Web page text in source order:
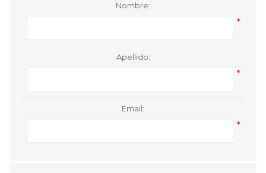
Nombre:
*
Apellido:
*
Email:
*